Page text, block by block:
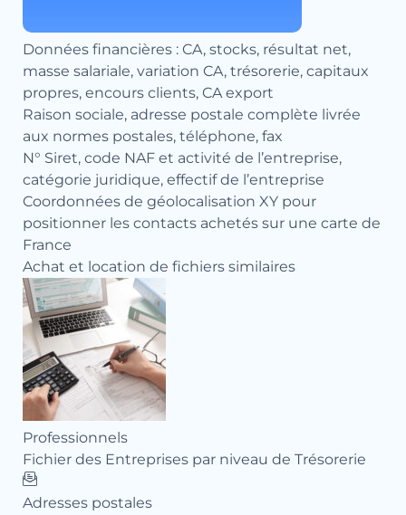
Données financières : CA, stocks, résultat net,
masse salariale, variation CA, trésorerie, capitaux
propres, encours clients, CA export
Raison sociale, adresse postale complète livrée
aux normes postales, téléphone, fax
N° Siret, code NAF et activité de l’entreprise,
catégorie juridique, effectif de l’entreprise
Coordonnées de géolocalisation XY pour
positionner les contacts achetés sur une carte de
France
Achat et location de fichiers similaires
Professionnels
Fichier des Entreprises par niveau de Trésorerie
Adresses postales